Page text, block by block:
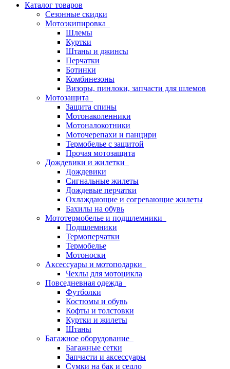
Каталог товаров
Сезонные скидки
Мотоэкипировка
Шлемы
Куртки
Штаны и джинсы
Перчатки
Ботинки
Комбинезоны
Визоры, пинлоки, запчасти для шлемов
Мотозащита
Защита спины
Мотонаколенники
Мотоналокотники
Моточерепахи и панцири
Термобелье с защитой
Прочая мотозащита
Дождевики и жилетки
Дождевики
Сигнальные жилеты
Дождевые перчатки
Охлаждающие и согревающие жилеты
Бахилы на обувь
Мототермобелье и подшлемники
Подшлемники
Термоперчатки
Термобелье
Мотоноски
Аксессуары и мотоподарки
Чехлы для мотоцикла
Повседневная одежда
Футболки
Костюмы и обувь
Кофты и толстовки
Куртки и жилеты
Штаны
Багажное оборудование
Багажные сетки
Запчасти и аксессуары
Сумки на бак и седло